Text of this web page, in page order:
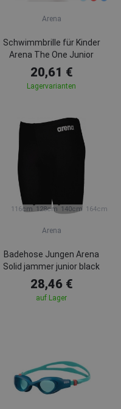
Arena
Schwimmbrille für Kinder
Arena The One Junior
20,61 €
Lagervarianten
116cm 128cm 140cm 164cm
Arena
Badehose Jungen Arena
Solid jammer junior black
28,46 €
auf Lager